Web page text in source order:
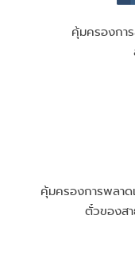
คุ้มครองการ
คุ้มครองการพลาด
ตั๋วของส